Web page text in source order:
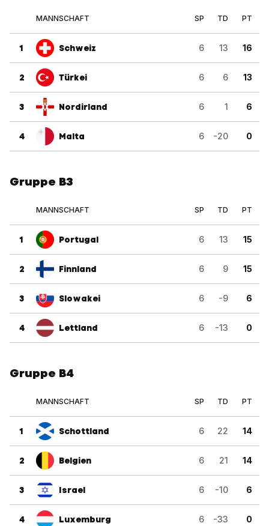
MANNSCHAFT SP TD PT
1 Schweiz 6 13 16
2 Türkei 6 6 13
3 Nordirland 6 1 6
4 Malta 6 -20 0
Gruppe B3
MANNSCHAFT SP TD PT
1 Portugal 6 13 15
2 Finnland 6 9 15
3 Slowakei 6 -9 6
4 Lettland 6 -13 0
Gruppe B4
MANNSCHAFT SP TD PT
1 Schottland 6 22 14
2 Belgien 6 21 14
3 Israel 6 -10 6
4 Luxemburg 6 -33 0